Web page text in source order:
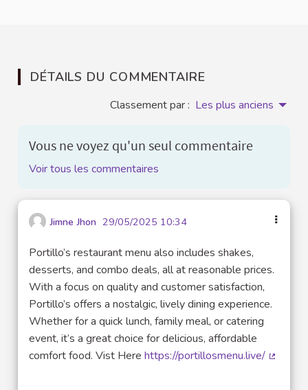
DÉTAILS DU COMMENTAIRE
Classement par : Les plus anciens
Vous ne voyez qu'un seul commentaire
Voir tous les commentaires
Jimne Jhon 29/05/2025 10:34
Portillo’s restaurant menu also includes shakes,
desserts, and combo deals, all at reasonable prices.
With a focus on quality and customer satisfaction,
Portillo’s offers a nostalgic, lively dining experience.
Whether for a quick lunch, family meal, or catering
event, it’s a great choice for delicious, affordable
comfort food. Vist Here https://portillosmenu.live/